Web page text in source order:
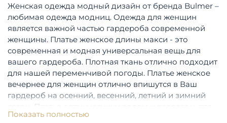
Женская одежда модный дизайн от бренда Bulmer –
любимая одежда модниц. Одежда для женщин
является важной частью гардероба современной
женщины. Платье женское длины макси - это
современная и модная универсальная вещь для
вашего гардероба. Плотная ткань отлично подходит
для нашей переменчивой погоды. Платье женское
вечернее для женщин отлично впишутся в Ваш
гардероб на осенний, весенний, летний и зимний
сезон. Платье с этническим узором и разрезом для
женщин и девушек очень стильное
Показать полностью